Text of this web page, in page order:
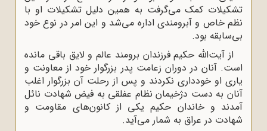
تشکیلات کمک می‌گرفت به همین دلیل تشکیلات او با
نظم خاص و آبرومندی اداره می‌شد و این امر در نوع خود
بی‌سابقه بود.
از آیت‌الله حکیم فرزندان برومند عالم و لایق باقی مانده
است‌. آنان در دوران زعامت پدر بزرگوار خود از معاونت و
یاری او خودداری نکردند و پس از رحلت آن بزرگوار اغلب
آنان به دست دژخیمان نظام عفلقی به فیض شهادت نائل
آمدند و خاندان حکیم یکی از کانون‌های مقاومت و
شهادت در عراق به شمار می‌آید.